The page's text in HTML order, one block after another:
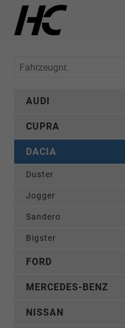
Fahrzeugnr.
AUDI
CUPRA
DACIA
Duster
Jogger
Sandero
Bigster
FORD
MERCEDES-BENZ
NISSAN